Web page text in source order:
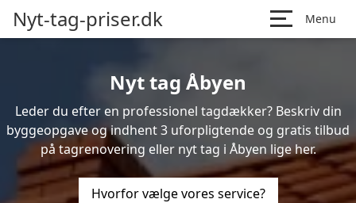
Nyt-tag-priser.dk Menu
Nyt tag Åbyen
Leder du efter en professionel tagdækker? Beskriv din
byggeopgave og indhent 3 uforpligtende og gratis tilbud
på tagrenovering eller nyt tag i Åbyen lige her.
Hvorfor vælge vores service?